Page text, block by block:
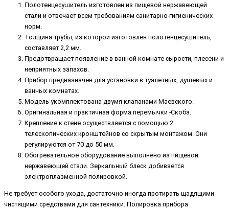
Полотенцесушитель изготовлен из пищевой нержавеющей
стали и отвечает всем требованиям санитарно-гигиенических
норм.
Толщина трубы, из которой изготовлен полотенцесушитель,
составляет 2,2 мм.
Предотвращает появление в ванной комнате сырости, плесени и
неприятных запахов.
Прибор предназначен для установки в туалетных, душевых и
ванных комнатах.
Модель укомплектована двумя клапанами Маевского.
Оригинальная и практичная форма перемычки -Скоба.
Крепление к стене осуществляется с помощью 2
телескопических кронштейнов со скрытым монтажом. Они
регулируются от 70 до 50 мм.
Обогревательное оборудование выполнено из пищевой
нержавеющей стали. Зеркальный блеск добивается
электроплазменной полировкой.
Не требует особого ухода, достаточно иногда протирать щадящими
чистящими средствами для сантехники. Полировка прибора